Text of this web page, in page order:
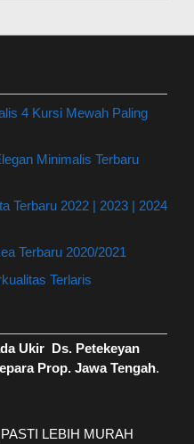
4 Kursi Mewah Paling
Minimalis Terbaru
Terbaru 2022 | 2023 | 2024
Terbaru 2020/2021
Terlaris
Ukir Ds. Petekeyan
Prop. Jawa Tengah.
LEBIH MURAH